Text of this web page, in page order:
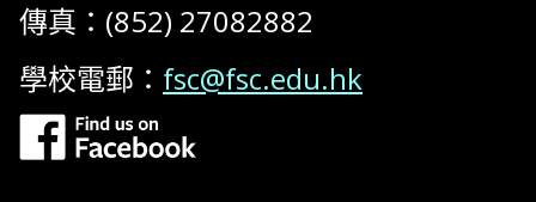
傳真：(852) 27082882
學校電郵： fsc@fsc.edu.hk